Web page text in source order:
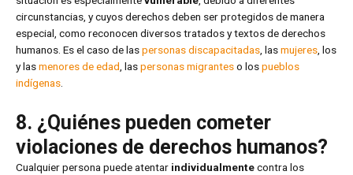
circunstancias, y cuyos derechos deben ser protegidos de manera
especial, como reconocen diversos tratados y textos de derechos
humanos. Es el caso de laspersonas discapacitadas, lasmujeres, los
y lasmenores de edad, laspersonas migranteso lospueblos
indígenas.
8. ¿Quiénes pueden cometer
violaciones de derechos humanos?
Cualquier persona puede atentar individualmentecontra los